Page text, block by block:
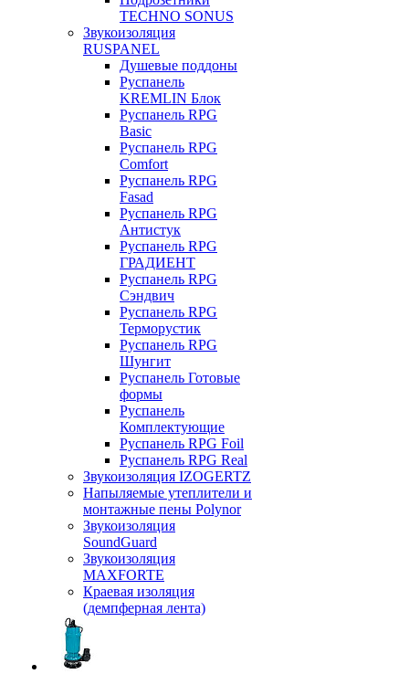
TECHNO SONUS
Звукоизоляция
RUSPANEL
Душевые поддоны
Руспанель
KREMLIN Блок
Руспанель RPG
Basic
Руспанель RPG
Comfort
Руспанель RPG
Fasad
Руспанель RPG
Антистук
Руспанель RPG
ГРАДИЕНТ
Руспанель RPG
Сэндвич
Руспанель RPG
Терморустик
Руспанель RPG
Шунгит
Руспанель Готовые
формы
Руспанель
Комплектующие
Руспанель RPG Foil
Руспанель RPG Real
Звукоизоляция IZOGERTZ
Напыляемые утеплители и
монтажные пены Polynor
Звукоизоляция
SoundGuard
Звукоизоляция
MAXFORTE
Краевая изоляция
(демпферная лента)